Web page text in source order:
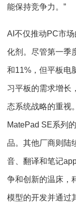
能保持竞争力。”
AI不仅推动PC市
化剂。尽管第一季
和11%，但平板电
习平板的需求增长
态系统战略的重视
MatePad SE系列
品。其他厂商则陆
音、翻译和笔记
争和创新的温床，
模型的开发并通过